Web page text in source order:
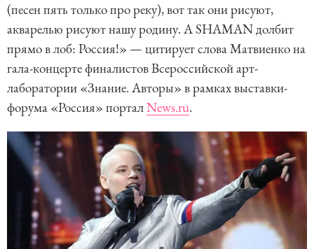
(песен пять только про реку), вот так они рисуют,
акварелью рисуют нашу родину. А SHAMAN долбит
прямо в лоб: Россия!» — цитирует слова Матвиенко на
гала-концерте финалистов Всероссийской арт-
лаборатории «Знание. Авторы» в рамках выставки-
форума «Россия» порталNews.ru.